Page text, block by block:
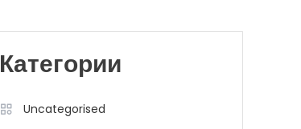
Категории
Uncategorised